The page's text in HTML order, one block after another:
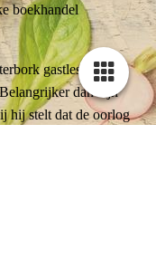
boekhandel
gastlessen op
dan zijn
hij stelt dat de oorlog